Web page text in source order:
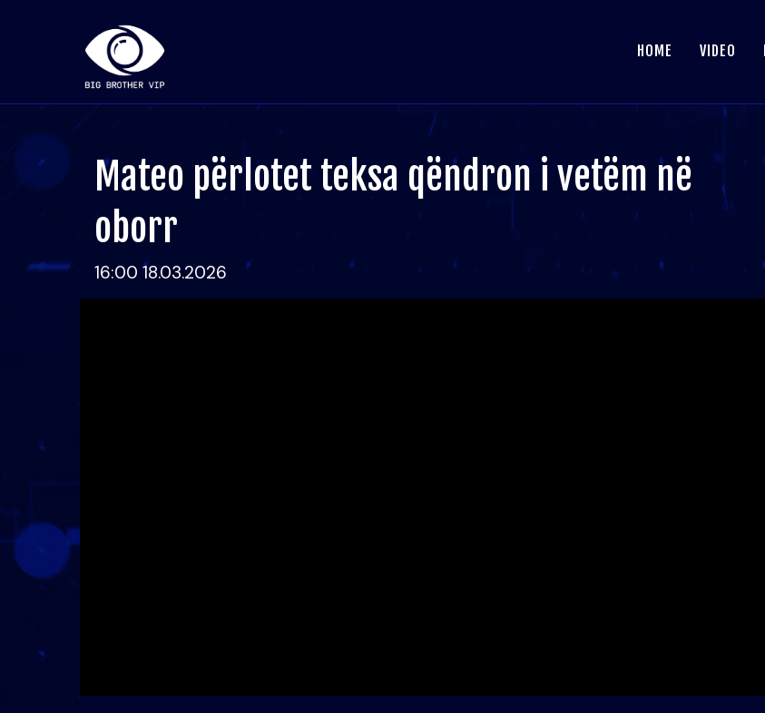
HOME VIDEO
Mateo përlotet teksa qëndron i vetëm në
oborr
16:00 18.03.2026